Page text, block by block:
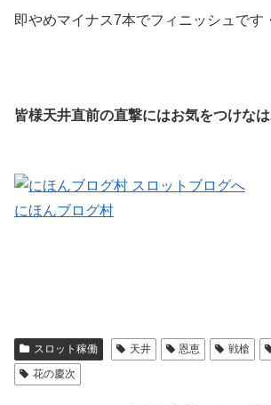
即やめマイナス7本でフィニッシュです
皆様天井直前の直撃にはお気をつけなは
にほんブログ村
スロット稼働 天井 恩恵 戦槍
花の慶次